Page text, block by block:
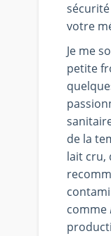
votre
Je me
petite
de la
lait cru,
comme